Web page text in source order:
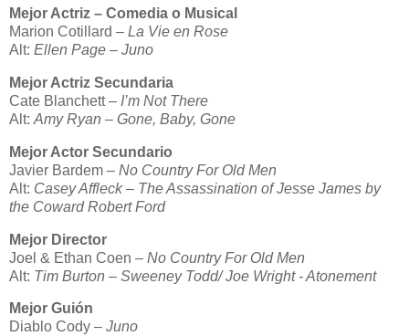
Mejor Actriz – Comedia o Musical
Marion Cotillard – La Vie en Rose
Alt: Ellen Page – Juno
Mejor Actriz Secundaria
Cate Blanchett– I’m Not There
Alt: Amy Ryan – Gone, Baby, Gone
Mejor Actor Secundario
Javier Bardem – No Country For Old Men
Alt: Casey Affleck – The Assassination of Jesse James by
the Coward Robert Ford
Mejor Director
Joel & Ethan Coen – No Country For Old Men
Alt: Tim Burton – Sweeney Todd/ Joe Wright - Atonement
Mejor Guión
Diablo Cody – Juno